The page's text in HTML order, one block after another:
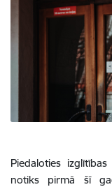
Piedaloties
notiks pirmā šī